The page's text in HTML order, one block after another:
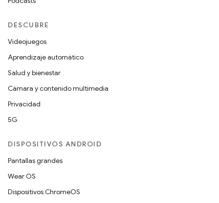
DESCUBRE
Videojuegos
Aprendizaje automático
Salud y bienestar
Cámara y contenido multimedia
Privacidad
5G
DISPOSITIVOS ANDROID
Pantallas grandes
Wear OS
Dispositivos ChromeOS